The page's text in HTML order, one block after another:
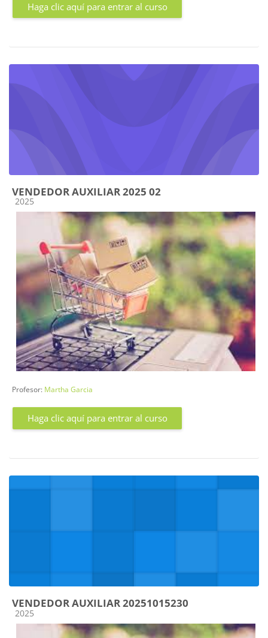
Haga clic aquí para entrar al curso
VENDEDOR AUXILIAR 2025 02
Categoría de cursos
2025
Profesor: Martha Garcia
Haga clic aquí para entrar al curso
VENDEDOR AUXILIAR 20251015230
Categoría de cursos
2025